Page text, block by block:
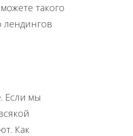
такого
лендингов
Если мы
Как